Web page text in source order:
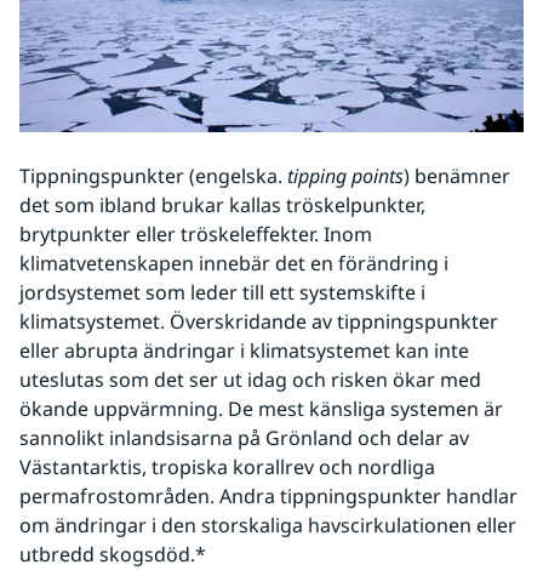
Tippningspunkter (engelska. tipping points) benämner
det som ibland brukar kallas tröskelpunkter,
brytpunkter eller tröskeleffekter. Inom
klimatvetenskapen innebär det en förändring i
jordsystemet som leder till ett systemskifte i
klimatsystemet. Överskridande av tippningspunkter
eller abrupta ändringar i klimatsystemet kan inte
uteslutas som det ser ut idag och risken ökar med
ökande uppvärmning. De mest känsliga systemen är
sannolikt inlandsisarna på Grönland och delar av
Västantarktis, tropiska korallrev och nordliga
permafrostområden. Andra tippningspunkter handlar
om ändringar i den storskaliga havscirkulationen eller
utbredd skogsdöd.*